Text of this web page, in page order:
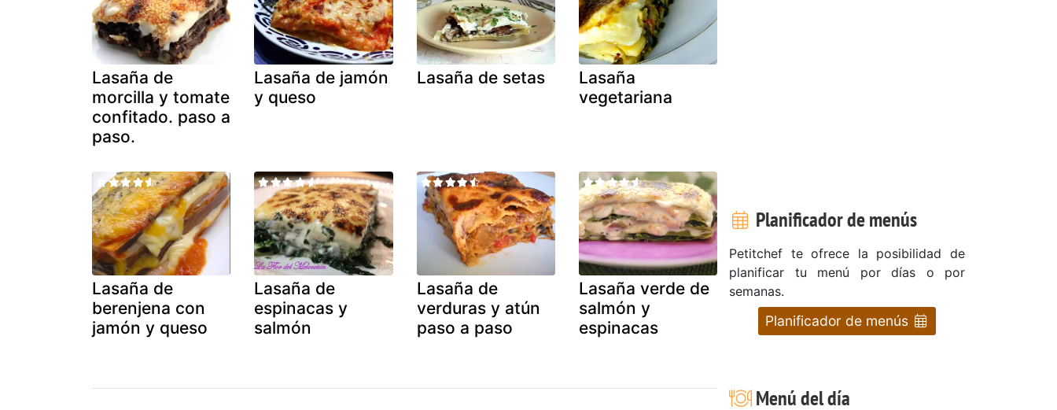
Lasaña de
morcilla y tomate
confitado. paso a
paso.
Lasaña de jamón
y queso
Lasaña de setas
Lasaña
vegetariana
Lasaña de
berenjena con
jamón y queso
Lasaña de
espinacas y
salmón
Lasaña de
verduras y atún
paso a paso
Lasaña verde de
salmón y
espinacas
Planificador de menús
Petitchef te ofrece la posibilidad de
planificar tu menú por días o por
semanas.
Planificador de menús
Menú del día